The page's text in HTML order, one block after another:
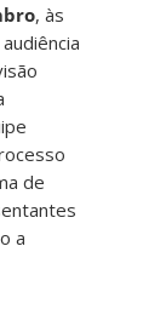
, às
de
a